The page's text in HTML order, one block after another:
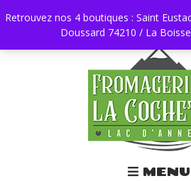
Retrouvez nos 4 boutiques : Saint
Doussard 74210 / La0450196403
MENU